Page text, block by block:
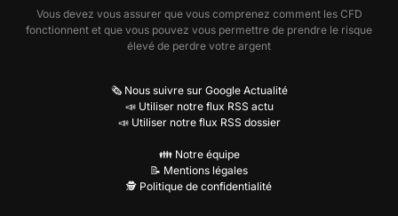
Vous devez vous assurer que vous comprenez comment les CFD
fonctionnent et que vous pouvez vous permettre de prendre le risque
élevé de perdre votre argent
🗞️ Nous suivre sur Google Actualité
📣 Utiliser notre flux RSS actu
📣 Utiliser notre flux RSS dossier
👪 Notre équipe
📝 Mentions légales
🕵️ Politique de confidentialité